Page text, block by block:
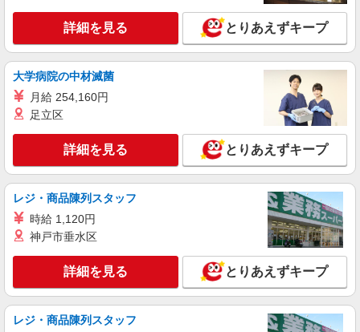
千葉市中央区内学校 （千葉県千葉市中央区宮
崎2-3-13）
キープ 詳細を見る
アルバイト
キッチン（フード）スタッフ
時給1230円 ※22:00以降は時給1538円 ※高校
生時給1140円 ■土日・祝手当 土日・祝は時給＋
100円千葉県千葉市中央区青葉町1259
キープ 詳細を見る
パート
ジョリーパスタ 千葉寺店
キッチン（フード）スタッフ
時給1200円 ※22:00以降は時給1500円 ※労働
詳細を見る とりあえずキープ
大学病院の中材滅菌
月給 254,160円
足立区
詳細を見る とりあえずキープ
レジ・商品陳列スタッフ
時給 1,120円
神戸市垂水区
詳細を見る とりあえずキープ
レジ・商品陳列スタッフ